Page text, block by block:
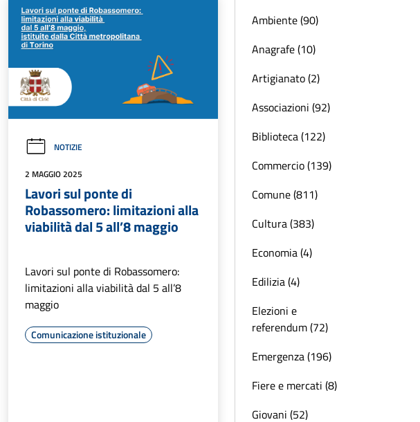
NOTIZIE
2 MAGGIO 2025
Lavori sul ponte di
Robassomero: limitazioni alla
viabilità dal 5 all’8 maggio
Lavori sul ponte di Robassomero:
limitazioni alla viabilità dal 5 all’8
maggio
Comunicazione istituzionale
Ambiente (90)
Anagrafe (10)
Artigianato (2)
Associazioni (92)
Biblioteca (122)
Commercio (139)
Comune (811)
Cultura (383)
Economia (4)
Edilizia (4)
Elezioni e
referendum (72)
Emergenza (196)
Fiere e mercati (8)
Giovani (52)